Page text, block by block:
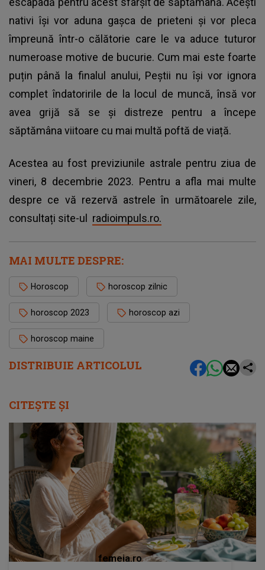
DISTRIBUIE ARTICOLUL
nativi își vor aduna gașca de prieteni și vor pleca
împreună într-o călătorie care le va aduce tuturor
numeroase motive de bucurie. Cum mai este foarte
puțin până la finalul anului, Peștii nu își vor ignora
complet îndatoririle de la locul de muncă, însă vor
avea grijă să se și distreze pentru a începe
săptămâna viitoare cu mai multă poftă de viață.
Acestea au fost previziunile astrale pentru ziua de
vineri, 8 decembrie 2023. Pentru a afla mai multe
despre ce vă rezervă astrele în următoarele zile,
consultați site-ul radioimpuls.ro.
MAI MULTE DESPRE:
Horoscop horoscop zilnic
horoscop 2023 horoscop azi
horoscop maine
CITEȘTE ȘI
femeia.ro